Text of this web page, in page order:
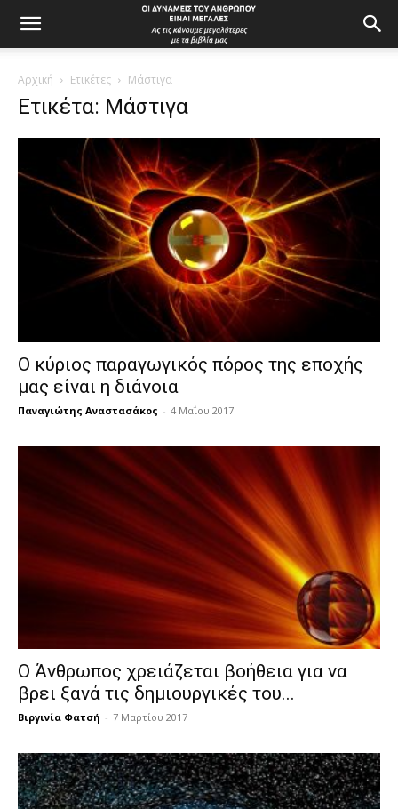
Αρχική Ετικέτες Μάστιγα
Ετικέτα: Μάστιγα
Ο κύριος παραγωγικός πόρος της εποχής
μας είναι η διάνοια
Παναγιώτης Αναστασάκος - 4 Μαΐου 2017
Ο Άνθρωπος χρειάζεται βοήθεια για να
βρει ξανά τις δημιουργικές του...
Βιργινία Φατσή - 7 Μαρτίου 2017